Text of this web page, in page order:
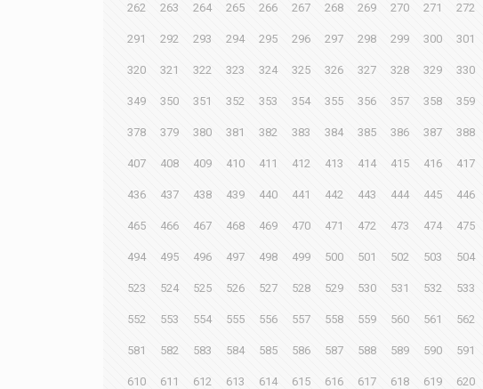
262 263 264 265 266 267 268 269 270 271 272
291 292 293 294 295 296 297 298 299 300 301
320 321 322 323 324 325 326 327 328 329 330
349 350 351 352 353 354 355 356 357 358 359
378 379 380 381 382 383 384 385 386 387 388
407 408 409 410 411 412 413 414 415 416 417
436 437 438 439 440 441 442 443 444 445 446
465 466 467 468 469 470 471 472 473 474 475
494 495 496 497 498 499 500 501 502 503 504
523 524 525 526 527 528 529 530 531 532 533
552 553 554 555 556 557 558 559 560 561 562
581 582 583 584 585 586 587 588 589 590 591
610 611 612 613 614 615 616 617 618 619 620